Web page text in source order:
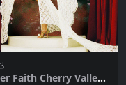
Faith Cherry Valley